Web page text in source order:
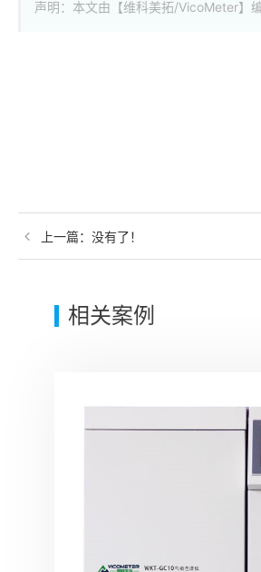
声明：本文由【维科美拓/VicoMeter】
上一篇： 没有了！
相关案例